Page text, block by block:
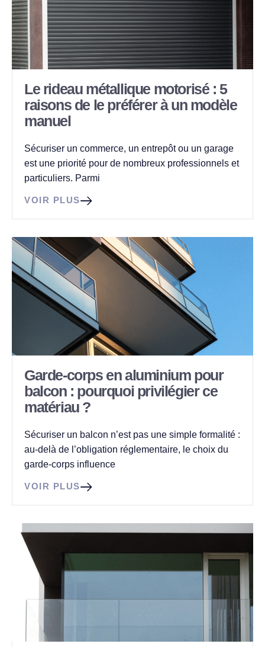
Le rideau métallique motorisé : 5
raisons de le préférer à un modèle
manuel
Sécuriser un commerce, un entrepôt ou un garage
est une priorité pour de nombreux professionnels et
particuliers. Parmi
VOIR PLUS
Garde-corps en aluminium pour
balcon : pourquoi privilégier ce
matériau ?
Sécuriser un balcon n’est pas une simple formalité :
au-delà de l’obligation réglementaire, le choix du
garde-corps influence
VOIR PLUS